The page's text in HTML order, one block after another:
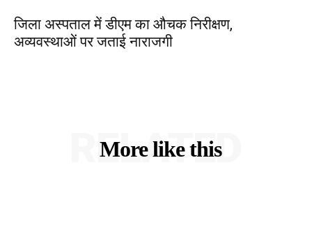
जिला अस्पताल में डीएम का औचक निरीक्षण,
अव्यवस्थाओं पर जताई नाराजगी
More like this
RELATED